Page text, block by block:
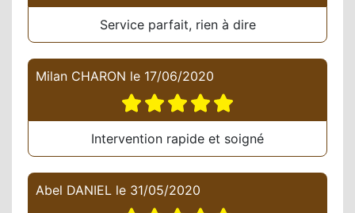
Service parfait, rien à dire
Milan CHARON le 17/06/2020
Intervention rapide et soigné
Abel DANIEL le 31/05/2020